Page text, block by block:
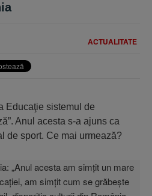
ACTUALITATE
Educaţie sistemul de
Anul acesta s-a ajuns ca
de sport. Ce mai urmează?